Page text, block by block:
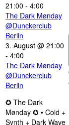
21:00 - 4:00
The Dark Mønday
@Dunckerclub
Berlin
3. August @ 21:00
- 4:00
The Dark Mønday
@Dunckerclub
Berlin
✪ The Dark
Mønday ✪ • Cold +
Synth + Dark Wave